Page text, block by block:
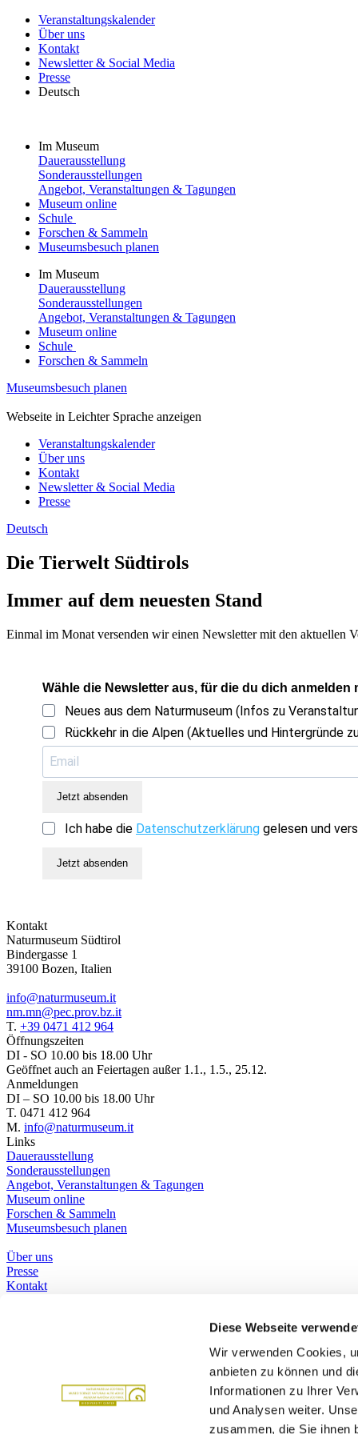
Diese Webseite
Wir verwenden Cookies,
anbieten zu können und
Informationen zu Ihrer
und Analysen weiter.
zusammen, die Sie ihnen
Veranstaltungskalender
Über uns
Kontakt
Newsletter & Social Media
Presse
Deutsch
Im Museum
Dauerausstellung
Sonderausstellungen
Angebot, Veranstaltungen & Tagungen
Museum online
Schule
Forschen & Sammeln
Museumsbesuch planen
Im Museum
Dauerausstellung
Sonderausstellungen
Angebot, Veranstaltungen & Tagungen
Museum online
Schule
Forschen & Sammeln
Museumsbesuch planen
Webseite in Leichter Sprache anzeigen
Veranstaltungskalender
Über uns
Kontakt
Newsletter & Social Media
Presse
Deutsch
Die Tierwelt Südtirols
Immer auf dem neuesten Stand
Einmal im Monat versenden wir einen Newsletter mit den aktuellen
Wähle die Newsletter aus, für die du dich anmelden
Neues aus dem Naturmuseum (Infos zu
Rückkehr in die Alpen (Aktuelles und Hintergründe
Jetzt absenden
Ich habe die Datenschutzerklärung gelesen und
Jetzt absenden
Kontakt
Naturmuseum Südtirol
Bindergasse 1
39100 Bozen, Italien
info@naturmuseum.it
nm.mn@pec.prov.bz.it
T. +39 0471 412 964
Öffnungszeiten
DI - SO 10.00 bis 18.00 Uhr
Geöffnet auch an Feiertagen außer 1.1., 1.5., 25.12.
Anmeldungen
DI – SO 10.00 bis 18.00 Uhr
T. 0471 412 964
M. info@naturmuseum.it
Links
Dauerausstellung
Sonderausstellungen
Angebot, Veranstaltungen & Tagungen
Museum online
Forschen & Sammeln
Museumsbesuch planen
Über uns
Presse
Kontakt
Wir gehören zu Partner